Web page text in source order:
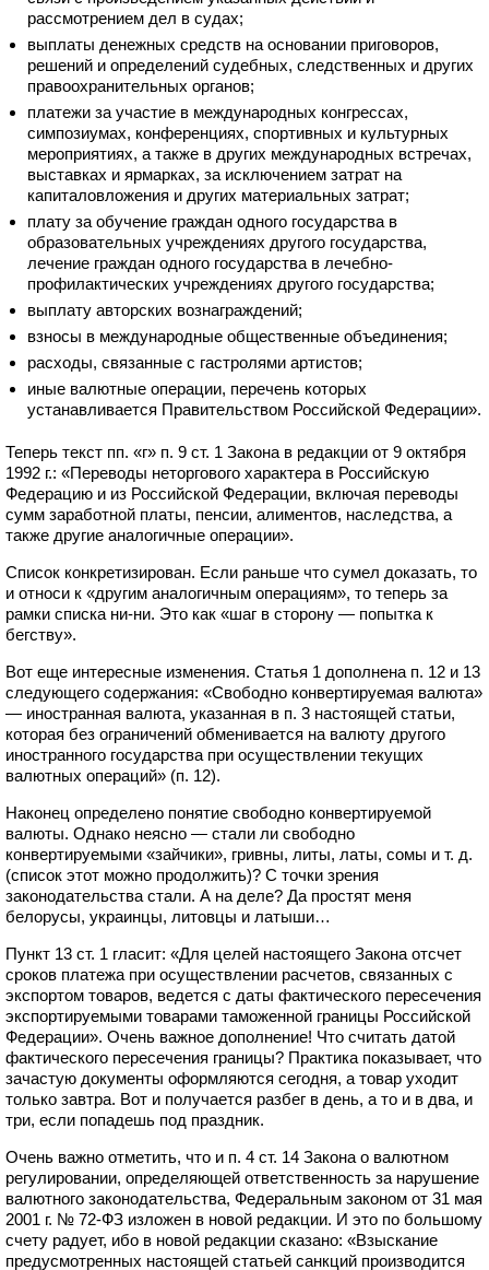
рассмотрением дел в судах;
выплаты денежных средств на основании приговоров,
решений и определений судебных, следственных и других
правоохранительных органов;
платежи за участие в международных конгрессах,
симпозиумах, конференциях, спортивных и культурных
мероприятиях, а также в других международных встречах,
выставках и ярмарках, за исключением затрат на
капиталовложения и других материальных затрат;
плату за обучение граждан одного государства в
образовательных учреждениях другого государства,
лечение граждан одного государства в лечебно-
профилактических учреждениях другого государства;
выплату авторских вознаграждений;
взносы в международные общественные объединения;
расходы, связанные с гастролями артистов;
иные валютные операции, перечень которых
устанавливается Правительством Российской Федерации».
Теперь текст пп. «г» п. 9 ст. 1 Закона в редакции от 9 октября
1992 г.: «Переводы неторгового характера в Российскую
Федерацию и из Российской Федерации, включая переводы
сумм заработной платы, пенсии, алиментов, наследства, а
также другие аналогичные операции».
Список конкретизирован. Если раньше что сумел доказать, то
и относи к «другим аналогичным операциям», то теперь за
рамки списка ни-ни. Это как «шаг в сторону — попытка к
бегству».
Вот еще интересные изменения. Статья 1 дополнена п. 12 и 13
следующего содержания: «Свободно конвертируемая валюта»
— иностранная валюта, указанная в п. 3 настоящей статьи,
которая без ограничений обменивается на валюту другого
иностранного государства при осуществлении текущих
валютных операций» (п. 12).
Наконец определено понятие свободно конвертируемой
валюты. Однако неясно — стали ли свободно
конвертируемыми «зайчики», гривны, литы, латы, сомы и т. д.
(список этот можно продолжить)? С точки зрения
законодательства стали. А на деле? Да простят меня
белорусы, украинцы, литовцы и латыши…
Пункт 13 ст. 1 гласит: «Для целей настоящего Закона отсчет
сроков платежа при осуществлении расчетов, связанных с
экспортом товаров, ведется с даты фактического пересечения
экспортируемыми товарами таможенной границы Российской
Федерации». Очень важное дополнение! Что считать датой
фактического пересечения границы? Практика показывает, что
зачастую документы оформляются сегодня, а товар уходит
только завтра. Вот и получается разбег в день, а то и в два, и
три, если попадешь под праздник.
Очень важно отметить, что и п. 4 ст. 14 Закона о валютном
регулировании, определяющей ответственность за нарушение
валютного законодательства, Федеральным законом от 31 мая
2001 г. № 72-ФЗ изложен в новой редакции. И это по большому
счету радует, ибо в новой редакции сказано: «Взыскание
предусмотренных настоящей статьей санкций производится